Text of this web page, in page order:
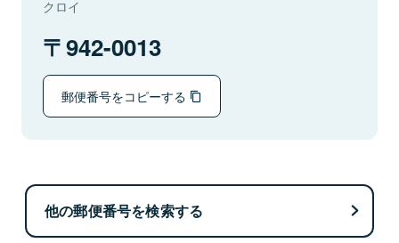
クロイ
942-0013
郵便番号をコピーする
他の郵便番号を検索する